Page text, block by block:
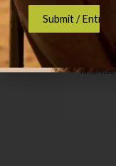
que se